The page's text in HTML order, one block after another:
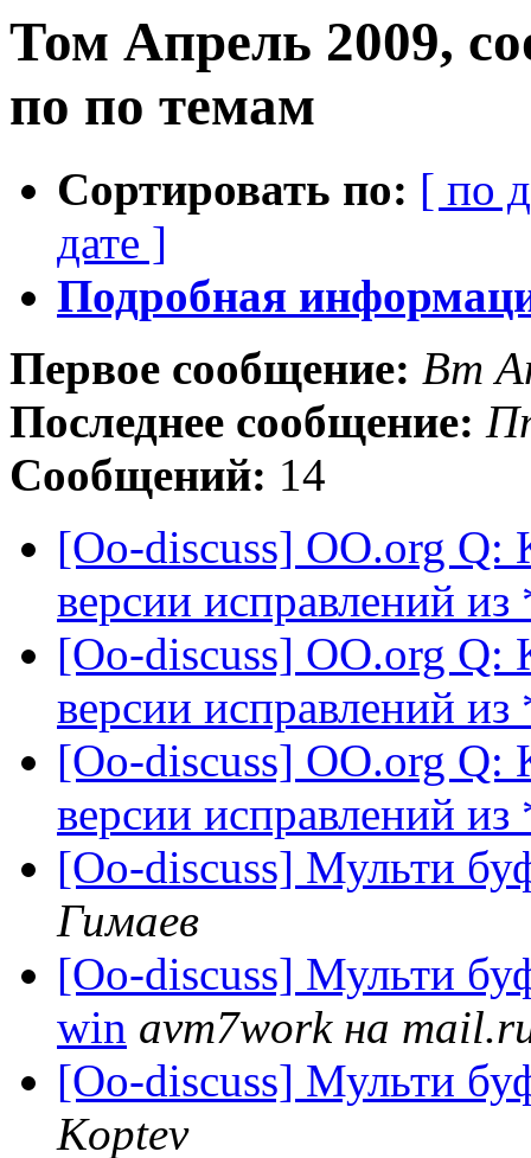
Том Апрель 2009,
по по темам
Сортировать по: [ по
дате ]
Подробная
Первое сообщение: Вт
Последнее сообщение:
Сообщений: 14
[Oo-discuss] OO.org Q:
версии исправлений из
[Oo-discuss] OO.org Q:
версии исправлений из
[Oo-discuss] OO.org Q:
версии исправлений из
[Oo-discuss] Мульти
Гимаев
[Oo-discuss] Мульти
win avm7work на
[Oo-discuss] Мульти
Koptev